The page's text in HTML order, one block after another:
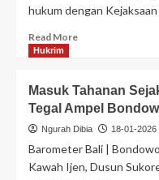
hukum dengan
Read More
Hukrim
Masuk Tahanan
Tegal Ampel
Ngurah Dibia 18-01-2026
Barometer Bali |
Kawah Ijen, Dusun